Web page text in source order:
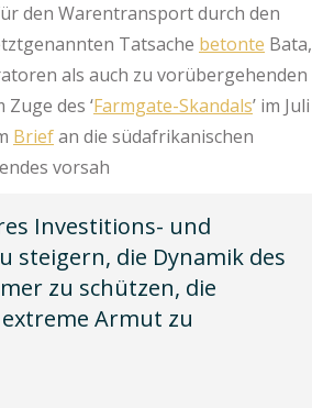
den Warentransport durch den
Tatsache betonte Bata,
als auch zu vorübergehenden
des ‘Farmgate-Skandals’ im Juli
Briefan die südafrikanischen
vorsah
Investitions- und
steigern, die Dynamik des
zu schützen, die
Armut zu